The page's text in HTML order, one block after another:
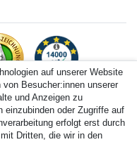
auf unserer Website
von Besucher:innen unserer
und Anzeigen zu
einzubinden oder Zugriffe auf
erfolgt erst durch
Dritten, die wir in den